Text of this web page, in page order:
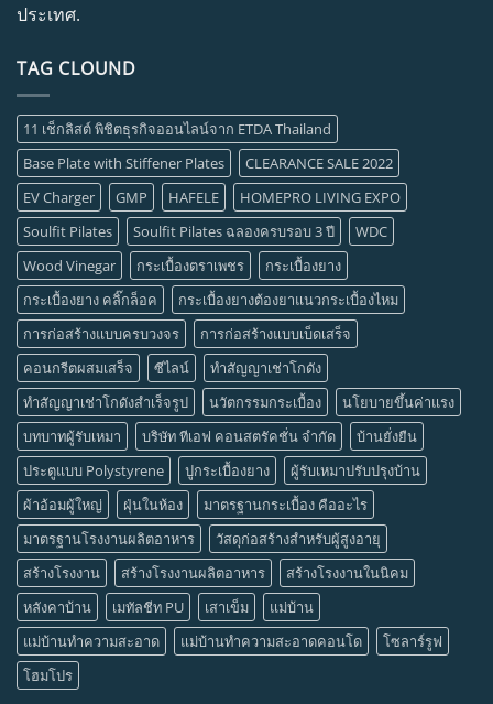
ประเทศ.
TAG CLOUND
11 เช็กลิสต์ พิชิตธุรกิจออนไลน์จาก ETDA Thailand
Base Plate with Stiffener Plates
CLEARANCE SALE 2022
EV Charger
GMP HAFELE
HOMEPRO LIVING EXPO
Soulfit Pilates
Soulfit Pilates ฉลองครบรอบ 3 ปี
WDC
Wood Vinegar
กระเบื้องตราเพชร
กระเบื้องยาง
กระเบื้องยาง คลิ๊กล็อค
กระเบื้องยางต้องยาแนวกระเบื้องไหม
การก่อสร้างแบบครบวงจร
การก่อสร้างแบบเบ็ดเสร็จ
คอนกรีตผสมเสร็จ
ซีไลน์
ทำสัญญาเช่าโกดัง
ทำสัญญาเช่าโกดังสำเร็จรูป
นวัตกรรมกระเบื้อง
นโยบายขึ้นค่าแรง
บทบาทผู้รับเหมา
บริษัท ทีเอฟ คอนสตรัคชั่น จำกัด
บ้านยั่งยืน
ประตูแบบ Polystyrene
ปูกระเบื้องยาง
ผู้รับเหมาปรับปรุงบ้าน
ผ้าอ้อมผู้ใหญ่
ฝุ่นในห้อง
มาตรฐานกระเบื้อง คืออะไร
มาตรฐานโรงงานผลิตอาหาร
วัสดุก่อสร้างสำหรับผู้สูงอายุ
สร้างโรงงาน
สร้างโรงงานผลิตอาหาร
สร้างโรงงานในนิคม
หลังคาบ้าน
เมทัลชีท PU เสาเข็ม
แม่บ้าน
แม่บ้านทำความสะอาด
แม่บ้านทำความสะอาดคอนโด
โซลาร์รูฟ
โฮมโปร